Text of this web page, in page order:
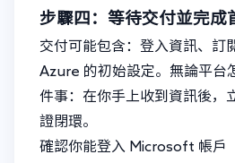
步驟四：等待交付並完成
交付可能包含：登入資訊、訂
Azure 的初始設定。無論平台
件事：在你手上收到資訊後，
證閉環。
確認你能登入 Microsoft 帳戶